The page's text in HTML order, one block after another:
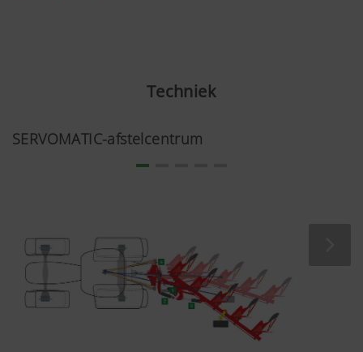
ik het aankoppelde, werkte het allemaal meteen
Techniek
SERVOMATIC-afstelcentrum